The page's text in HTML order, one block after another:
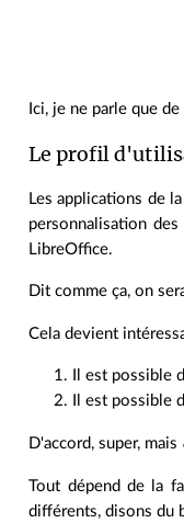
Ici, je ne parle que
Le profil
Les applications de
personnalisation
LibreOffice.
Dit comme ça, on
Cela devient
Il est possible
Il est possible
D'accord, super, mais
Tout dépend de la
différents, disons du